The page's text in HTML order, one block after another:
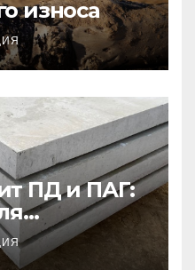
износа
ПД и ПАГ:
прочного